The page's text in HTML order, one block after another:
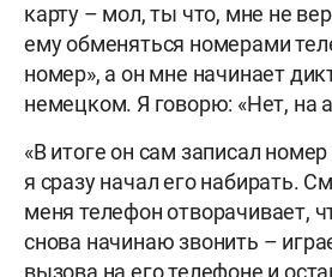
карту – мол, ты что, мне не
ему обменяться номерами
номер», а он мне начинает
немецком. Я говорю: «Нет, на
«В итоге он сам записал
я сразу начал его набирать.
меня телефон отворачивает,
снова начинаю звонить –
вызова на его телефоне и